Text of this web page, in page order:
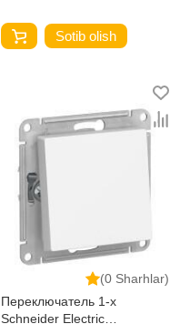
Sotib olish
(0 Sharhlar)
Переключатель 1-х
Schneider Electric